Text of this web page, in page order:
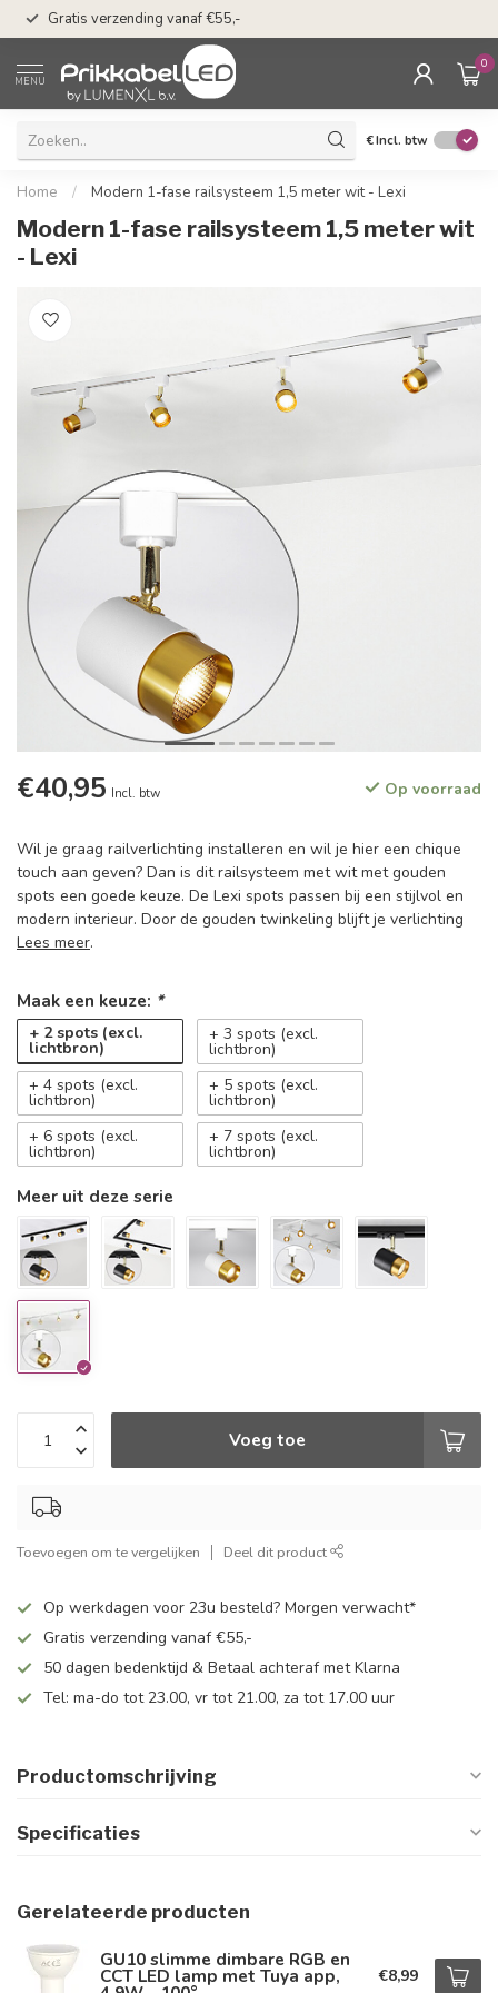
Gratis verzending vanaf €55,-
MENU
0
€Incl. btw
Home / Modern 1-fase railsysteem 1,5 meter wit - Lexi
Modern 1-fase railsysteem 1,5 meter wit
- Lexi
€40,95 Incl. btw Op voorraad
Wil je graag railverlichting installeren en wil je hier een chique
touch aan geven? Dan is dit railsysteem met wit met gouden
spots een goede keuze. De Lexi spots passen bij een stijlvol en
modern interieur. Door de gouden twinkeling blijft je verlichting
Lees meer.
Maak een keuze: *
+ 2 spots (excl.
lichtbron)
+ 3 spots (excl.
lichtbron)
+ 4 spots (excl.
lichtbron)
+ 5 spots (excl.
lichtbron)
+ 6 spots (excl.
lichtbron)
+ 7 spots (excl.
lichtbron)
Meer uit deze serie
Voeg toe
Toevoegen om te vergelijken Deel dit product
Op werkdagen voor 23u besteld? Morgen verwacht*
Gratis verzending vanaf €55,-
50 dagen bedenktijd & Betaal achteraf met Klarna
Tel: ma-do tot 23.00, vr tot 21.00, za tot 17.00 uur
Productomschrijving
Specificaties
Gerelateerde producten
GU10 slimme dimbare RGB en
CCT LED lamp met Tuya app, €8,99